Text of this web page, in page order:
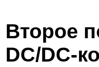
Второе
DC/DC-